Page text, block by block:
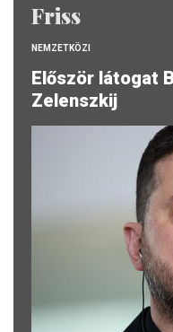
Friss
NEMZETKÖZI
Először látogat
Zelenszkij